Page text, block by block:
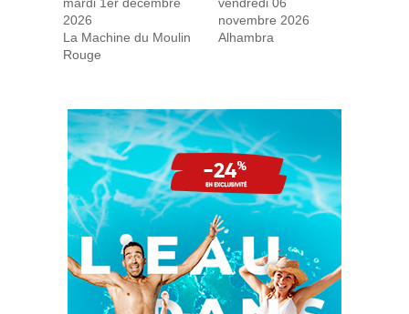
2026
La Machine du Moulin
Rouge
novembre 2026
Alhambra